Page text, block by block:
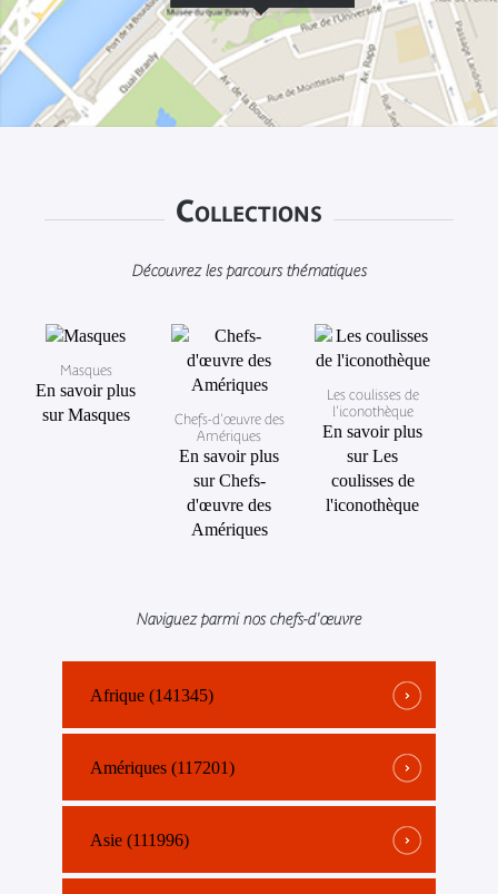
Collections
Découvrez les parcours thématiques
Masques
En savoir plus
sur Masques
Chefs-d'œuvre des
Amériques
En savoir plus
sur Chefs-
d'œuvre des
Amériques
Les coulisses de
l'iconothèque
En savoir plus
sur Les
coulisses de
l'iconothèque
Naviguez parmi nos chefs-d'œuvre
Afrique (141345)
Amériques (117201)
Asie (111996)